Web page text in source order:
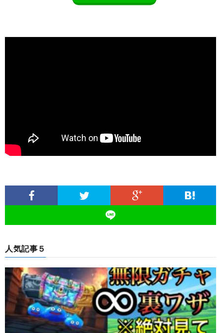
人気記事５